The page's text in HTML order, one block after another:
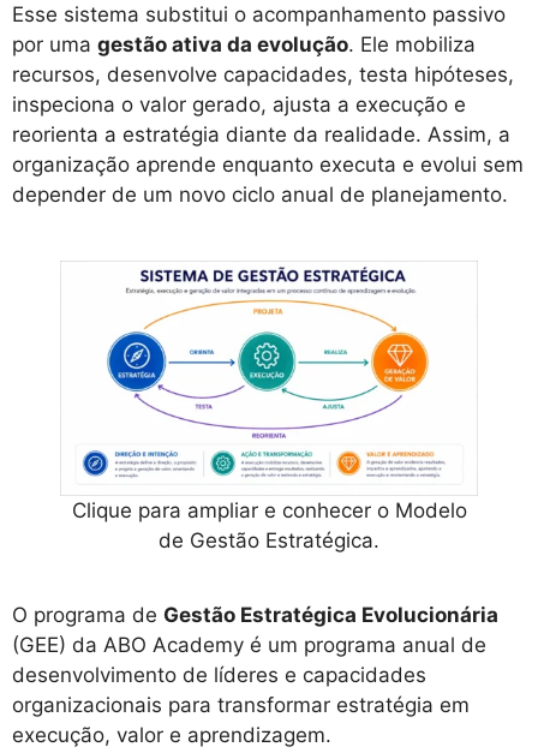
Esse sistema substitui o acompanhamento passivo
por uma gestão ativa da evolução. Ele mobiliza
recursos, desenvolve capacidades, testa hipóteses,
inspeciona o valor gerado, ajusta a execução e
reorienta a estratégia diante da realidade. Assim, a
organização aprende enquanto executa e evolui sem
depender de um novo ciclo anual de planejamento.
Clique para ampliar e conhecer o Modelo
de Gestão Estratégica.
O programa de Gestão Estratégica Evolucionária
(GEE) da ABO Academy é um programa anual de
desenvolvimento de líderes e capacidades
organizacionais para transformar estratégia em
execução, valor e aprendizagem.